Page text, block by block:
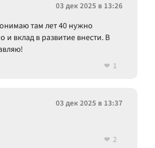
03 дек 2025 в 13:26
там лет 40 нужно
и вклад в развитие внести. В
1
03 дек 2025 в 13:37
2